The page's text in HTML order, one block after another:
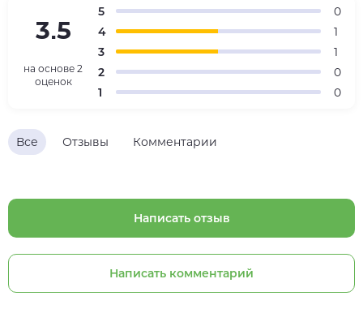
Все Отзывы Комментарии
Написать отзыв
Написать комментарий
3.5
на основе 2
оценок
5
0
4
1
3
1
2
0
1
0